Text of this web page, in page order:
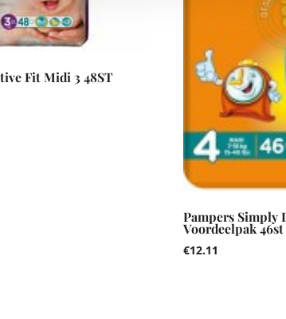
Fit Midi 3 48ST
Pampers Simply
Voordeelpak 46st
€12.11